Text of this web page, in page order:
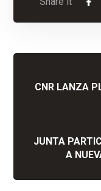
CNR LANZA
JUNTA
A